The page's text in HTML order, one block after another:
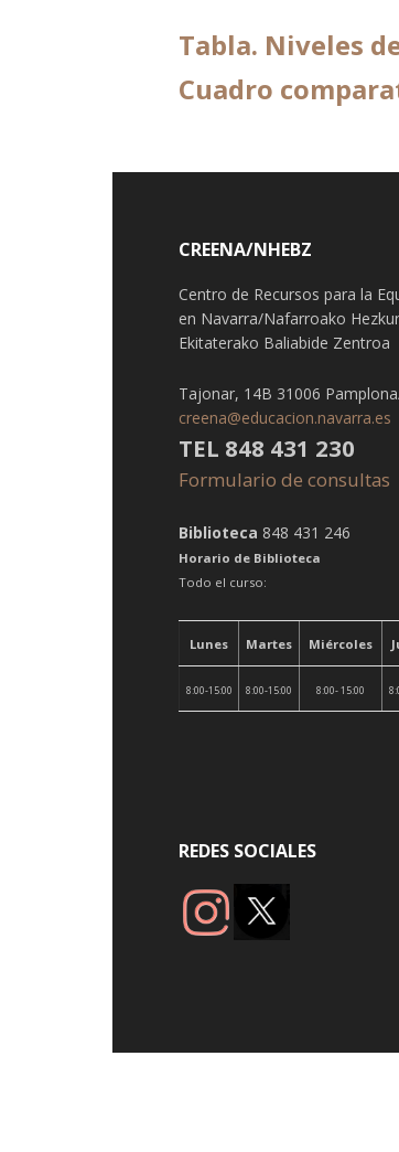
Tabla. Niveles
Cuadro
CREENA/NHEBZ
Centro de Recursos para la
en Navarra/Nafarroako
Ekitaterako Baliabide Zentroa
Tajonar, 14B 31006
creena@educacion.navarra.es
TEL 848 431 230
Formulario de consultas
Biblioteca 848 431 246
Horario de Biblioteca
Todo el curso:
Lunes Martes Miércoles
8:00-15:00 8:00-15:00 8:00- 15:00
REDES SOCIALES